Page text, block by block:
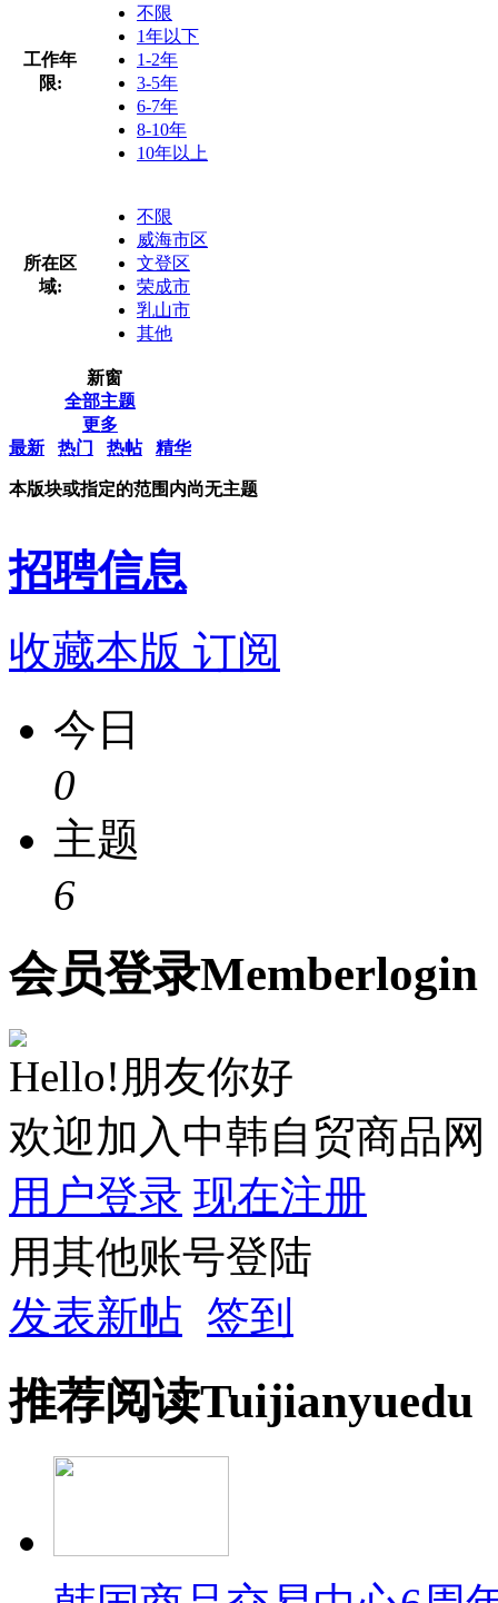
工作年
限:
不限
1年以下
1-2年
3-5年
6-7年
8-10年
10年以上
所在区
域:
不限
威海市区
文登区
荣成市
乳山市
其他
新窗
全部主题
更多
最新
热门 热帖 精华
本版块或指定的范围内尚无主题
招聘信息
收藏本版 订阅
今日
0
主题
6
会员登录Memberlogin
Hello!朋友你好
欢迎加入中韩自贸商品网
用户登录 现在注册
用其他账号登陆
发表新帖 签到
推荐阅读Tuijianyuedu